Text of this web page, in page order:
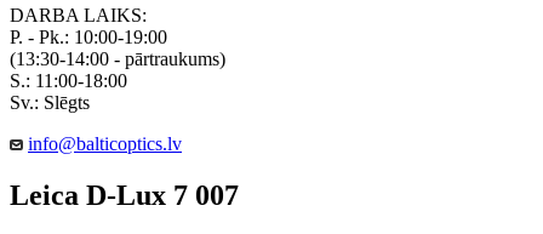
DARBA LAIKS:
P. - Pk.: 10:00-19:00
(13:30-14:00 - pārtraukums)
S.: 11:00-18:00
Sv.: Slēgts
info@balticoptics.lv
Leica D-Lux 7 007